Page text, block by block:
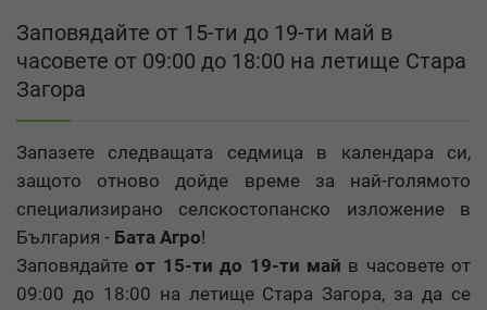
Заповядайте от 15-ти до 19-ти май в
часовете от 09:00 до 18:00 на летище Стара
Загора
Запазете следващата седмица в календара си,
защото отново дойде време за най-голямото
специализирано селскостопанско изложение в
България - Бата Агро!
Заповядайтеот 15-ти до 19-ти май в часовете от
09:00 до 18:00 на летище Стара Загора, за да се